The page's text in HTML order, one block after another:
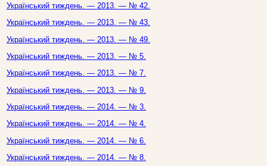
Український тиждень. — 2013. — № 42.
Український тиждень. — 2013. — № 43.
Український тиждень. — 2013. — № 49.
Український тиждень. — 2013. — № 5.
Український тиждень. — 2013. — № 7.
Український тиждень. — 2013. — № 9.
Український тиждень. — 2014. — № 3.
Український тиждень. — 2014. — № 4.
Український тиждень. — 2014. — № 6.
Український тиждень. — 2014. — № 8.